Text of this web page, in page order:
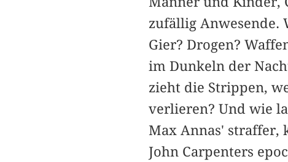
zufällig Anwesende.
Gier? Drogen?
im Dunkeln der
zieht die Strippen,
verlieren? Und wie
Max Annas' straffer,
John Carpenters